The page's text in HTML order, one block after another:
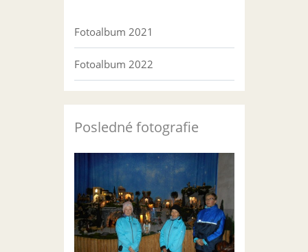
Fotoalbum 2021
Fotoalbum 2022
Posledné fotografie